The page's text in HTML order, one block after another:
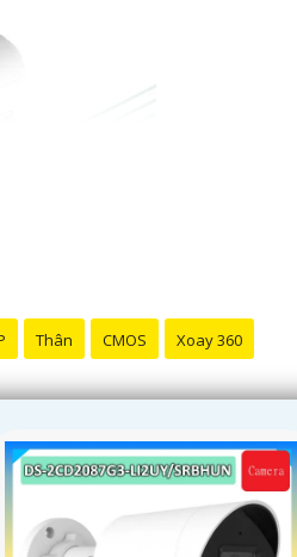
Thân CMOS Xoay 360